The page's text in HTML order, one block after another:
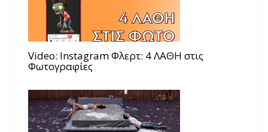
Video: Instagram Φλερτ: 4 ΛΑΘΗ στις
Φωτογραφίες